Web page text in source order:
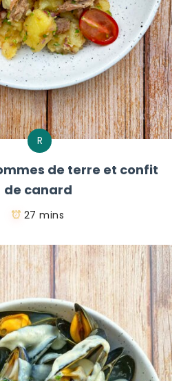
R
de terre et confit
de canard
27 mins